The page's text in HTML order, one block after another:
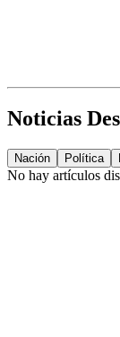
Noticias
Nación Política
No hay artículos